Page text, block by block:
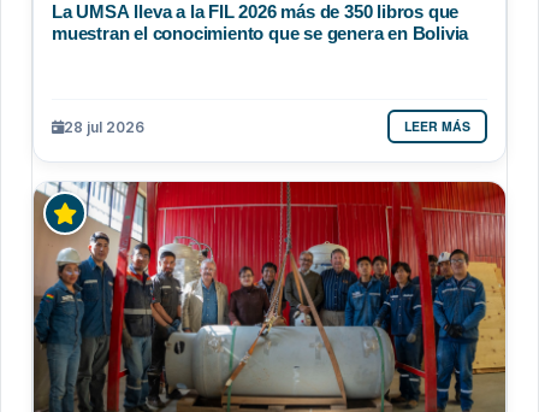
La UMSA lleva a la FIL 2026 más de 350 libros que
muestran el conocimiento que se genera en Bolivia
28 jul 2026 LEER MÁS